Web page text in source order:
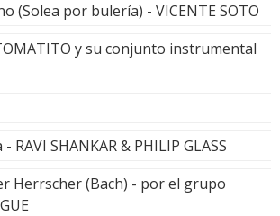
(Solea por bulería) - VICENTE SOTO
y su conjunto instrumental
RAVI SHANKAR & PHILIP GLASS
Herrscher (Bach) - por el grupo